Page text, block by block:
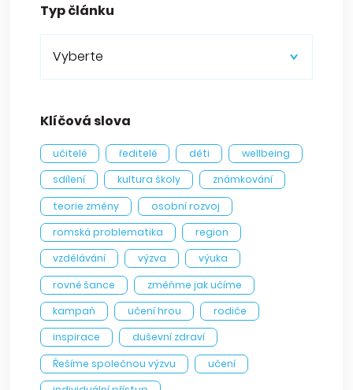
Typ článku
Vyberte
Klíčová slova
učitelé ředitelé děti
wellbeing
sdílení
kultura školy
známkování
teorie změny
osobní rozvoj
romská problematika
region
vzdělávání
výzva
výuka
rovné šance
změňme jak učíme
kampaň
učení hrou
rodiče
inspirace
duševní zdraví
Řešíme společnou výzvu
učení